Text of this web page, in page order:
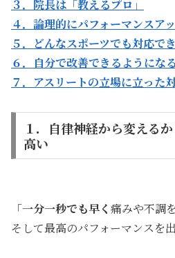
３．院長は「教えるプロ」
４．論理的にパフォーマンスア
５．どんなスポーツでも対応で
６．自分で改善できるようになる
７．アスリートの立場に立った
１．自律神経から変える
高い
「一分一秒でも早く 痛みや不調
そして最高のパフォーマンスを